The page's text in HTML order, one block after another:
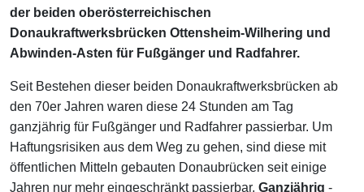
der beiden oberösterreichischen
Donaukraftwerksbrücken Ottensheim-Wilhering und
Abwinden-Asten für Fußgänger und Radfahrer.
Seit Bestehen dieser beiden Donaukraftwerksbrücken ab
den 70er Jahren waren diese 24 Stunden am Tag
ganzjährig für Fußgänger und Radfahrer passierbar. Um
Haftungsrisiken aus dem Weg zu gehen, sind diese mit
öffentlichen Mitteln gebauten Donaubrücken seit einige
Jahren nur mehr eingeschränkt passierbar. Ganzjährig -